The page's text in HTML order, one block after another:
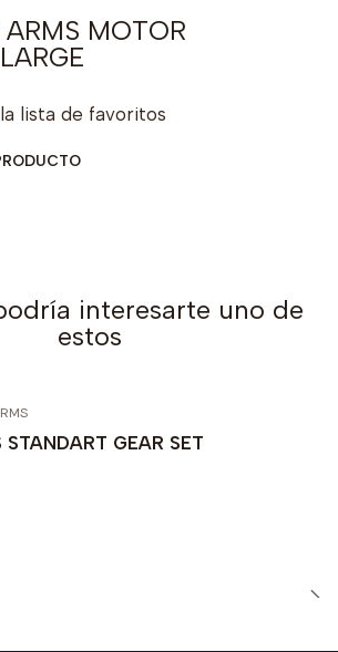
MOTOR
lista de favoritos
interesarte uno de
estos
GEAR SET